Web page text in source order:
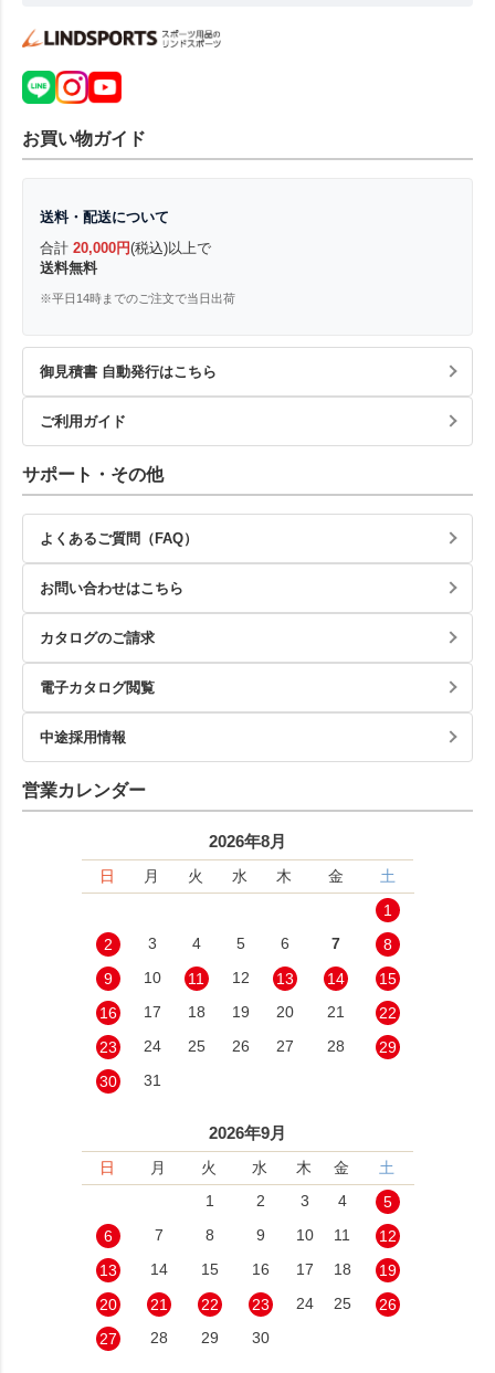
お買い物ガイド
送料・配送について
合計 20,000円(税込)以上で
送料無料
※平日14時までのご注文で当日出荷
御見積書 自動発行はこちら
ご利用ガイド
サポート・その他
よくあるご質問（FAQ）
お問い合わせはこちら
カタログのご請求
電子カタログ閲覧
中途採用情報
営業カレンダー
2026年8月
日 月 火 水 木 金
土
1
2
3 4 5 6 7
8
9
10 11 12 13 14
15
16
17 18 19 20 21
22
23
24 25 26 27 28
29
30
31
2026年9月
日 月 火 水 木 金
土
1
2 3 4
5
6
7 8 9 10 11
12
13
14 15 16 17 18
19
20
21 22 23 24 25
26
27
28 29 30